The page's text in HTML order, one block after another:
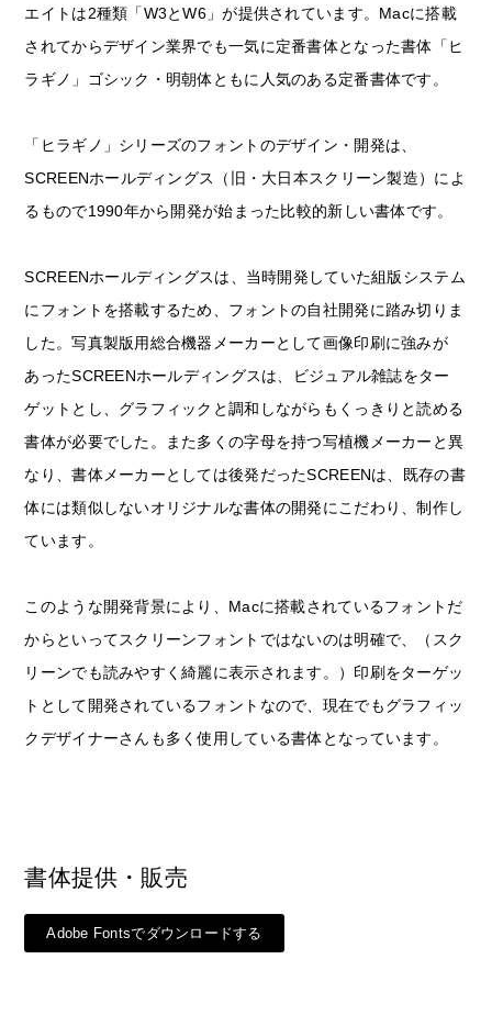
エイトは2種類「W3とW6」が提供されています。Macに搭載
されてからデザイン業界でも一気に定番書体となった書体「ヒ
ラギノ」ゴシック・明朝体ともに人気のある定番書体です。
「ヒラギノ」シリーズのフォントのデザイン・開発は、
SCREENホールディングス（旧・大日本スクリーン製造）によ
るもので1990年から開発が始まった比較的新しい書体です。
SCREENホールディングスは、当時開発していた組版システム
にフォントを搭載するため、フォントの自社開発に踏み切りま
した。写真製版用総合機器メーカーとして画像印刷に強みが
あったSCREENホールディングスは、ビジュアル雑誌をター
ゲットとし、グラフィックと調和しながらもくっきりと読める
書体が必要でした。また多くの字母を持つ写植機メーカーと異
なり、書体メーカーとしては後発だったSCREENは、既存の書
体には類似しないオリジナルな書体の開発にこだわり、制作し
ています。
このような開発背景により、Macに搭載されているフォントだ
からといってスクリーンフォントではないのは明確で、（スク
リーンでも読みやすく綺麗に表示されます。）印刷をターゲッ
トとして開発されているフォントなので、現在でもグラフィッ
クデザイナーさんも多く使用している書体となっています。
書体提供・販売
Adobe Fontsでダウンロードする
タグでフォントを探す
文字数カウンター